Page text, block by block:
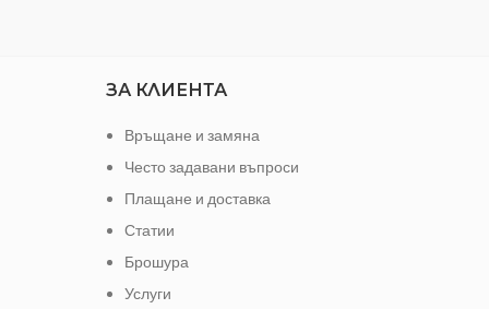
ЗА КЛИЕНТА
Връщане и замяна
Често задавани въпроси
Плащане и доставка
Статии
Брошура
Услуги